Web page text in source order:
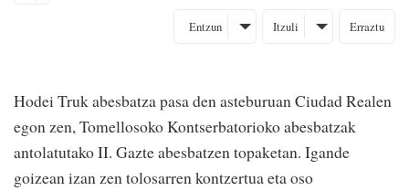
Entzun Itzuli Erraztu
Hodei Truk abesbatza pasa den asteburuan Ciudad Realen
egon zen, Tomellosoko Kontserbatorioko abesbatzak
antolatutako II. Gazte abesbatzen topaketan. Igande
goizean izan zen tolosarren kontzertua eta oso